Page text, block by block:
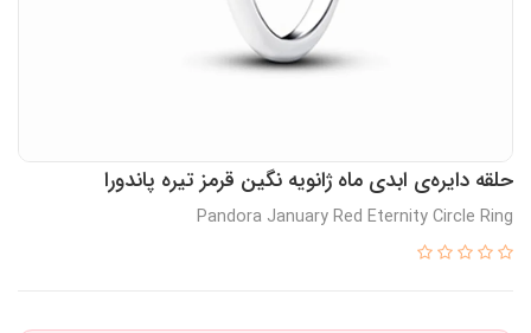
حلقه دایره‌ی ابدی ماه ژانویه نگین قرمز تیره پاندورا
Pandora January Red Eternity Circle Ring